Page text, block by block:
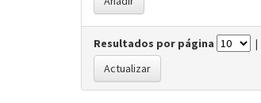
Resultados por página |